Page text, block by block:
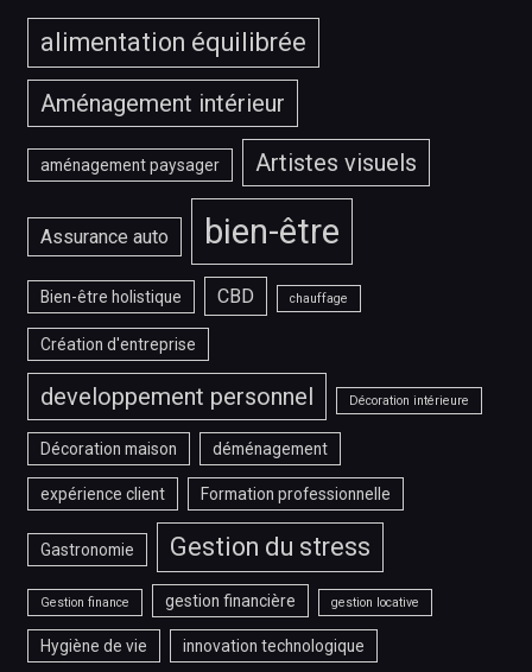
alimentation équilibrée
Aménagement intérieur
aménagement paysager Artistes visuels
Assurance auto bien-être
Bien-être holistique CBD chauffage
Création d'entreprise
developpement personnel Décoration intérieure
Décoration maison déménagement
expérience client Formation professionnelle
Gastronomie Gestion du stress
Gestion finance gestion financière gestion locative
Hygiène de vie innovation technologique